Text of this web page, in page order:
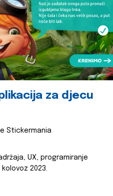
za djecu
Stickermania
UX, programiranje
2023.